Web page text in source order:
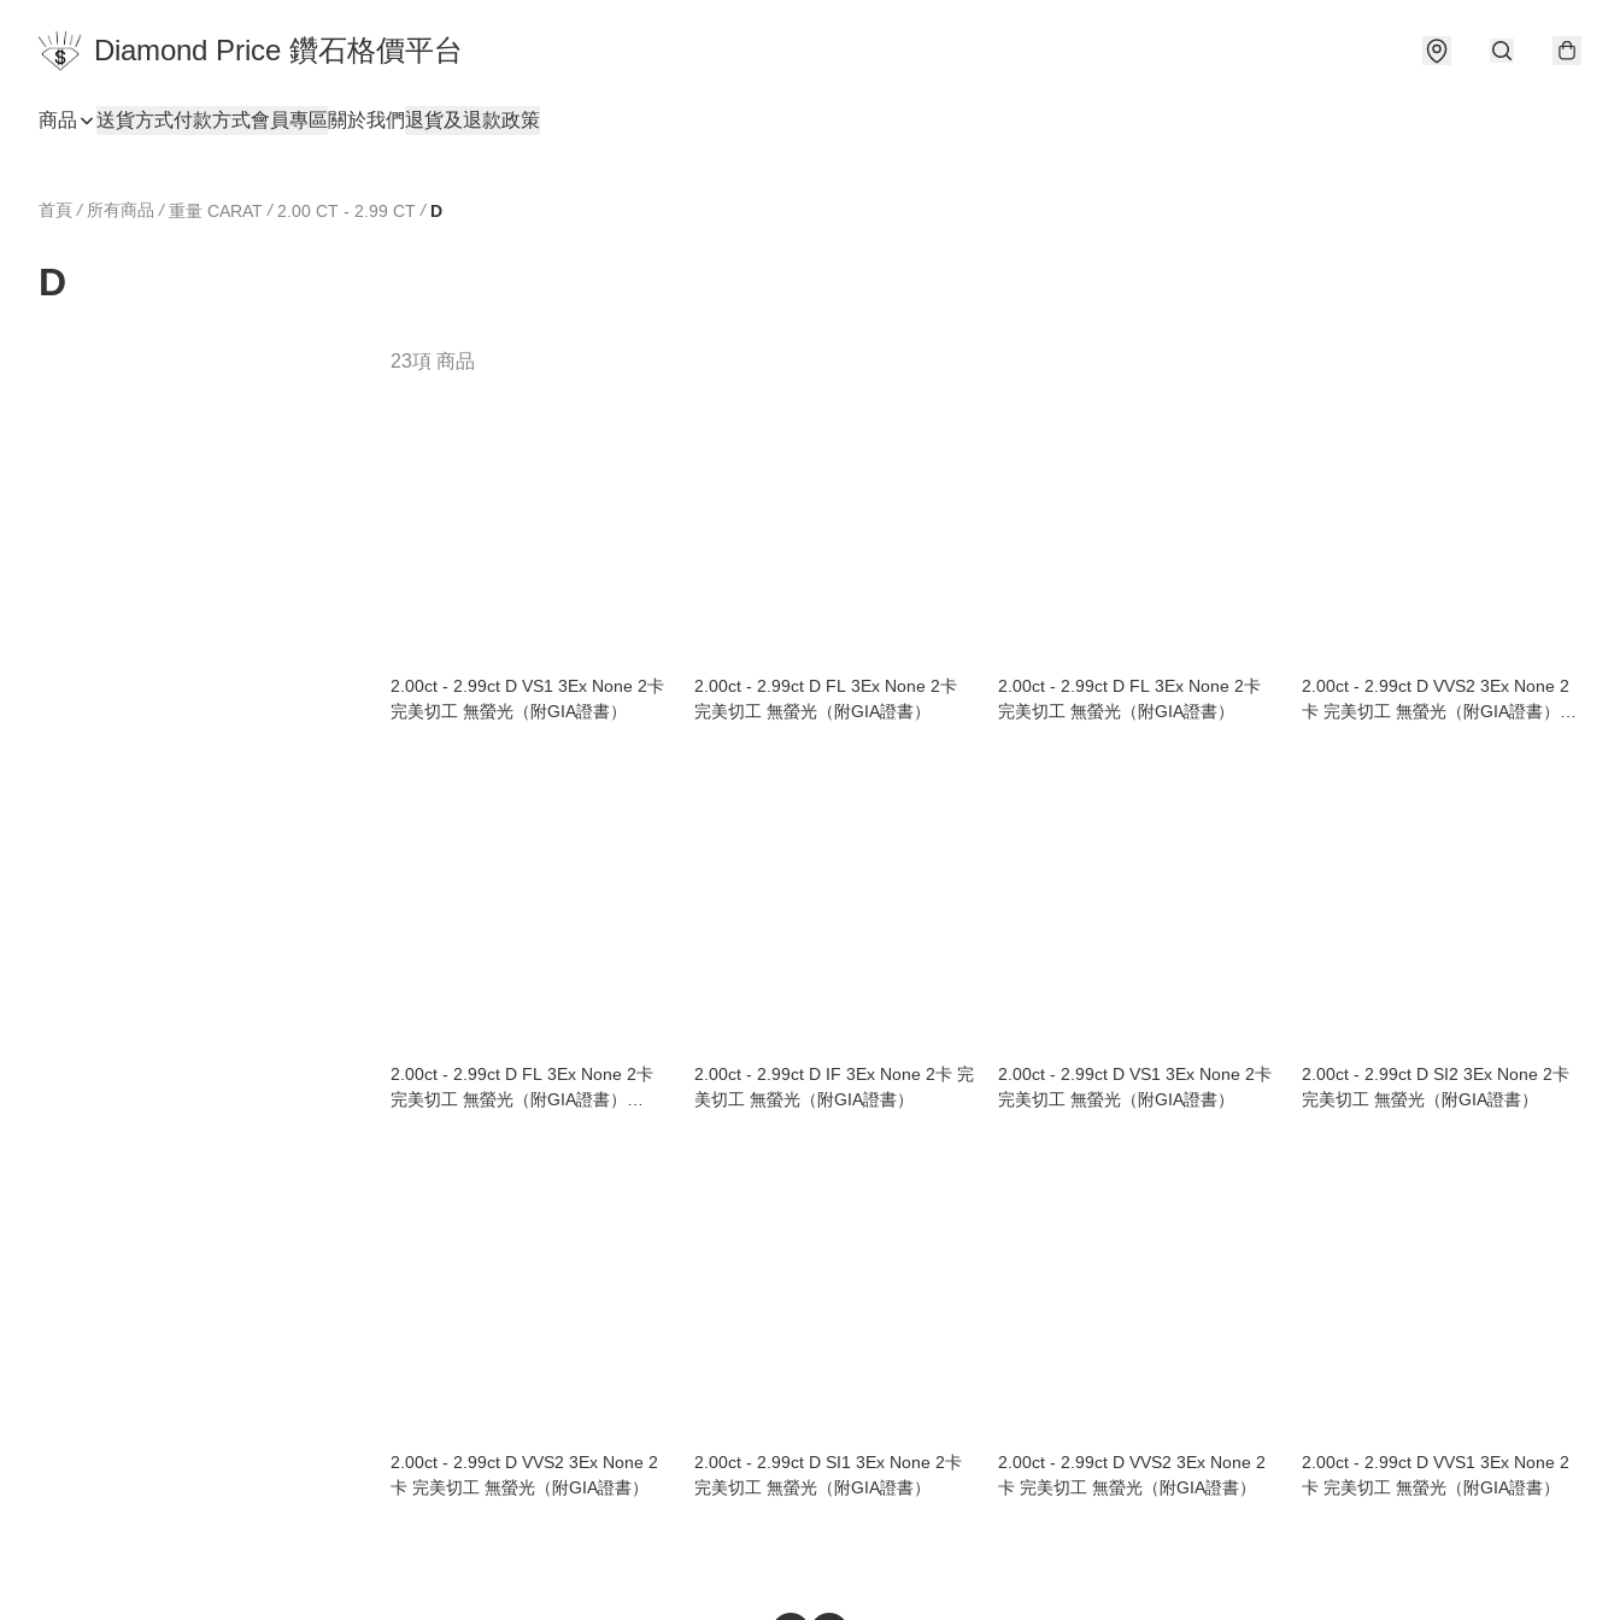
Diamond Price 鑽石格價平台
商品 送貨方式付款方式會員專區關於我們退貨及退款政策
首頁 / 所有商品 / 重量 CARAT / 2.00 CT - 2.99 CT / D
D
23項 商品
2.00ct - 2.99ct D VS1 3Ex None 2卡
完美切工 無螢光（附GIA證書）
2.00ct - 2.99ct D FL 3Ex None 2卡
完美切工 無螢光（附GIA證書）
2.00ct - 2.99ct D FL 3Ex None 2卡
完美切工 無螢光（附GIA證書）
2.00ct - 2.99ct D VVS2 3Ex None 2
卡 完美切工 無螢光（附GIA證書）
2.00ct - 2.99ct D FL 3Ex None 2卡
完美切工 無螢光（附GIA證書）
2.00ct - 2.99ct D IF 3Ex None 2卡 完
美切工 無螢光（附GIA證書）
2.00ct - 2.99ct D VS1 3Ex None 2卡
完美切工 無螢光（附GIA證書）
2.00ct - 2.99ct D SI2 3Ex None 2卡
完美切工 無螢光（附GIA證書）
2.00ct - 2.99ct D VVS2 3Ex None 2
卡 完美切工 無螢光（附GIA證書）
2.00ct - 2.99ct D SI1 3Ex None 2卡
完美切工 無螢光（附GIA證書）
2.00ct - 2.99ct D VVS2 3Ex None 2
卡 完美切工 無螢光（附GIA證書）
2.00ct - 2.99ct D VVS1 3Ex None 2
卡 完美切工 無螢光（附GIA證書）